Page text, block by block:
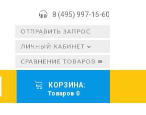
8 (495) 997-16-60
ОТПРАВИТЬ ЗАПРОС
СРАВНЕНИЕ ТОВАРОВ
ЛИЧНЫЙ КАБИНЕТ
КОРЗИНА:
Товаров 0